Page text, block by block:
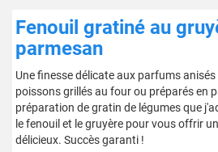
Fenouil gratiné au
parmesan
Une finesse délicate aux parfums
poissons grillés au four ou préparés en
préparation de gratin de légumes que
le fenouil et le gruyère pour vous offrir
délicieux. Succès garanti !